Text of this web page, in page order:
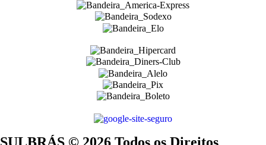
SULBRÁS © 2026 Todos os Direitos